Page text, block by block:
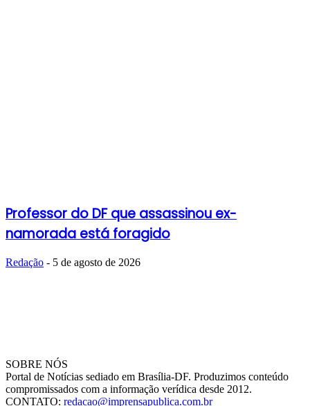
Professor do DF que assassinou ex-
namorada está foragido
Redação - 5 de agosto de 2026
SOBRE NÓS
Portal de Notícias sediado em Brasília-DF. Produzimos conteúdo
compromissados com a informação verídica desde 2012.
CONTATO: redacao@imprensapublica.com.br